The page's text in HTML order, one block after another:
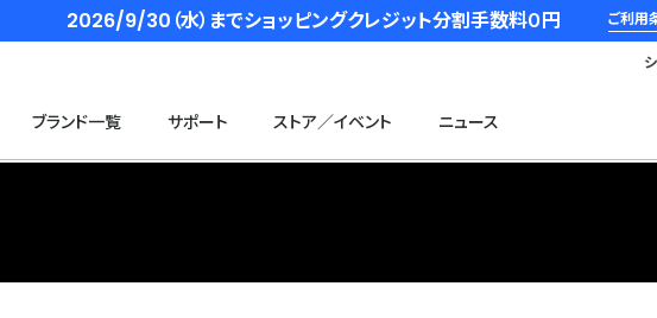
2026/9/30（水）までショッピングクレジット分割手数料０円 ご利用
ブランド一覧 サポート ストア／イベント ニュース